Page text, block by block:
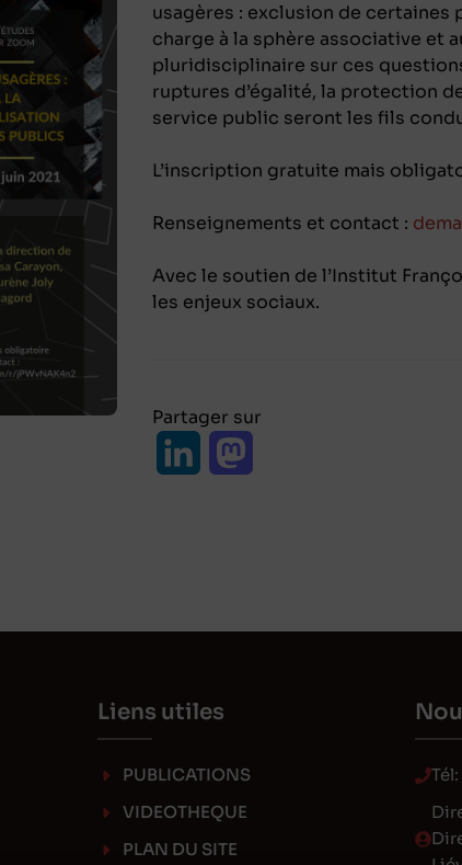
usagères : exclusion de
charge à la sphère associative et
pluridisciplinaire sur ces
ruptures d’égalité, la protection
service public seront les fils
L’inscription gratuite mais
Renseignements et contact :
Avec le soutien de l’Institut
les enjeux sociaux.
Partager sur
e
I
o
Liens utiles
PUBLICATIONS
VIDEOTHEQUE
PLAN DU SITE
Tél: